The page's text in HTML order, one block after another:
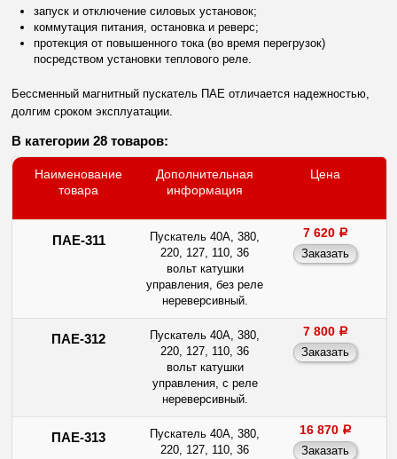
запуск и отключение силовых установок;
коммутация питания, остановка и реверс;
протекция от повышенного тока (во время перегрузок)
посредством установки теплового реле.
Бессменный магнитный пускатель ПАЕ отличается надежностью,
долгим сроком эксплуатации.
В категории 28 товаров:
Наименование
товара
Дополнительная
информация
Цена
ПАЕ-311
Пускатель 40А, 380,
220, 127, 110, 36
вольт катушки
управления, без реле
нереверсивный.
7 620 a
ПАЕ-312
Пускатель 40А, 380,
220, 127, 110, 36
вольт катушки
управления, с реле
нереверсивный.
7 800 a
ПАЕ-313
Пускатель 40А, 380,
220, 127, 110, 36
16 870 a